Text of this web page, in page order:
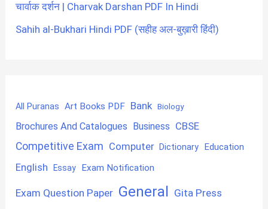
चार्वाक दर्शन | Charvak Darshan PDF In Hindi
Sahih al-Bukhari Hindi PDF (सहीह अल-बुख़ारी हिंदी)
All Puranas Art Books PDF Bank Biology
Brochures And Catalogues Business CBSE
Competitive Exam Computer Dictionary Education
English Essay Exam Notification
Exam Question Paper General Gita Press